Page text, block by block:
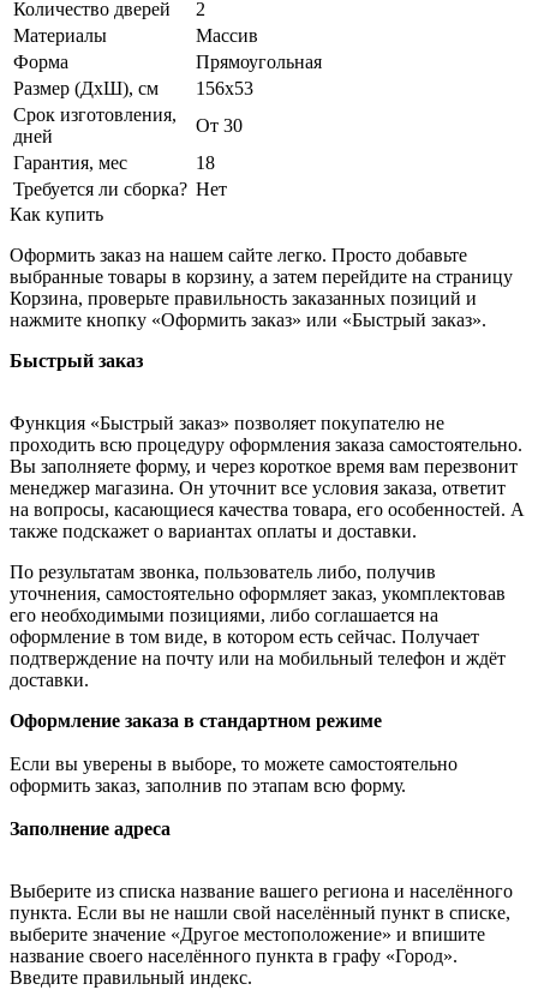
Количество дверей
2
Материалы
Массив
Форма
Прямоугольная
Размер (ДхШ), см
156х53
Срок изготовления,
дней
От 30
Гарантия, мес
18
Требуется ли сборка? Нет
Как купить
Оформить заказ на нашем сайте легко. Просто добавьте
выбранные товары в корзину, а затем перейдите на страницу
Корзина, проверьте правильность заказанных позиций и
нажмите кнопку «Оформить заказ» или «Быстрый заказ».
Быстрый заказ
Функция «Быстрый заказ» позволяет покупателю не
проходить всю процедуру оформления заказа самостоятельно.
Вы заполняете форму, и через короткое время вам перезвонит
менеджер магазина. Он уточнит все условия заказа, ответит
на вопросы, касающиеся качества товара, его особенностей. А
также подскажет о вариантах оплаты и доставки.
По результатам звонка, пользователь либо, получив
уточнения, самостоятельно оформляет заказ, укомплектовав
его необходимыми позициями, либо соглашается на
оформление в том виде, в котором есть сейчас. Получает
подтверждение на почту или на мобильный телефон и ждёт
доставки.
Оформление заказа в стандартном режиме
Если вы уверены в выборе, то можете самостоятельно
оформить заказ, заполнив по этапам всю форму.
Заполнение адреса
Выберите из списка название вашего региона и населённого
пункта. Если вы не нашли свой населённый пункт в списке,
выберите значение «Другое местоположение» и впишите
название своего населённого пункта в графу «Город».
Введите правильный индекс.